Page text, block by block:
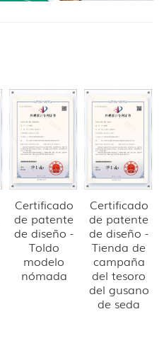
Certificado
de patente
de diseño -
Toldo
modelo
nómada
Certificado
de patente
de diseño -
Tienda de
campaña
del tesoro
del gusano
de seda